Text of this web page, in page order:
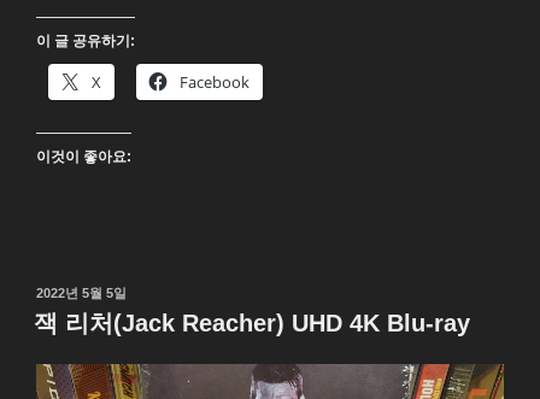
시
록
(Apocalyse
Now)
4K
UHD
이 글 공유하기:
X Facebook
이것이 좋아요:
작
성
2022년 5월 5일
잭 리처(Jack Reacher) UHD 4K Blu-ray